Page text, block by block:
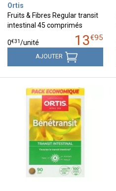
Ortis
Fruits & Fibres Regular transit
intestinal 45 comprimés
13€95
0€31/unité
AJOUTER